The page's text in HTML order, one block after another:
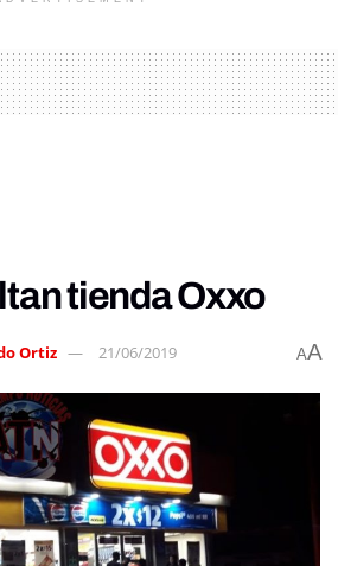
tienda Oxxo
Ortiz 21/06/2019 AA